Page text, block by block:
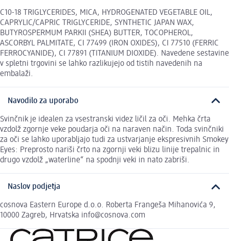
C10-18 TRIGLYCERIDES, MICA, HYDROGENATED VEGETABLE OIL,
CAPRYLIC/CAPRIC TRIGLYCERIDE, SYNTHETIC JAPAN WAX,
BUTYROSPERMUM PARKII (SHEA) BUTTER, TOCOPHEROL,
ASCORBYL PALMITATE, CI 77499 (IRON OXIDES), CI 77510 (FERRIC
FERROCYANIDE), CI 77891 (TITANIUM DIOXIDE). Navedene sestavine
v spletni trgovini se lahko razlikujejo od tistih navedenih na
embalaži.
Navodilo za uporabo
Svinčnik je idealen za vsestranski videz ličil za oči. Mehka črta
vzdolž zgornje veke poudarja oči na naraven način. Toda svinčniki
za oči se lahko uporabljajo tudi za ustvarjanje ekspresivnih Smokey
Eyes: Preprosto nariši črto na zgornji veki blizu linije trepalnic in
drugo vzdolž „waterline“ na spodnji veki in nato zabriši.
Naslov podjetja
cosnova Eastern Europe d.o.o. Roberta Frangeša Mihanovića 9,
10000 Zagreb, Hrvatska info@cosnova.com